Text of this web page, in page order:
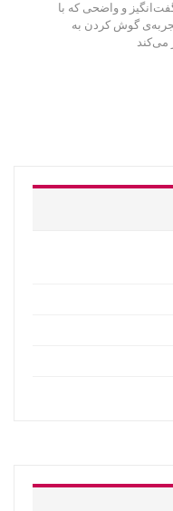
و واضحی که با
گوش کردن به
می‌کند